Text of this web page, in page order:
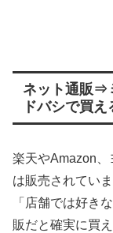
ネット通販⇒
ドバシで買え
楽天やAmazon、
は販売されていま
「店舗では好き
販だと確実に買